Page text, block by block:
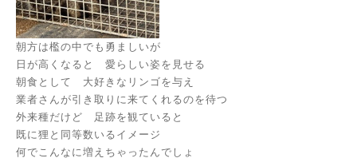
朝方は檻の中でも勇ましいが
日が高くなると 愛らしい姿を見せる
朝食として 大好きなリンゴを与え
業者さんが引き取りに来てくれるのを待つ
外来種だけど 足跡を観ていると
既に狸と同等数いるイメージ
何でこんなに増えちゃったんでしょ